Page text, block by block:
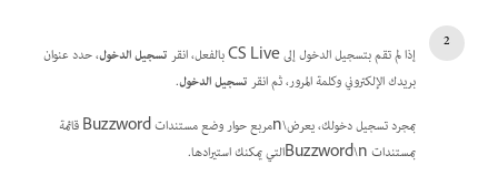
إذا لم تقم بتسجيل الدخول إلى CS Live بالفعل، انقر تسجيل الدخول، حدد عنوان
بريدك الإلكتروني وكلمة المرور، ثم انقرتسجيل الدخول.
بمجرد تسجيل دخولك، يعرض\nمربع حوار وضع مستندات Buzzword قائمة
بمستندات Buzzword\nالتي يمكنك استيرادها.